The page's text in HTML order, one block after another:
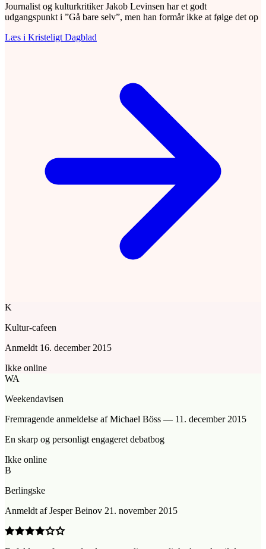
Journalist og kulturkritiker Jakob Levinsen har et godt
udgangspunkt i ”Gå bare selv”, men han formår ikke at følge det op
Læs i Kristeligt Dagblad
K
Kultur-cafeen
Anmeldt 16. december 2015
Ikke online
WA
Weekendavisen
Fremragende anmeldelse af Michael Böss — 11. december 2015
En skarp og personligt engageret debatbog
Ikke online
B
Berlingske
Anmeldt afJesper Beinov 21. november 2015